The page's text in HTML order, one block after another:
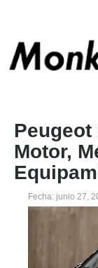
Peugeot
Motor,
Fecha: junio 27,